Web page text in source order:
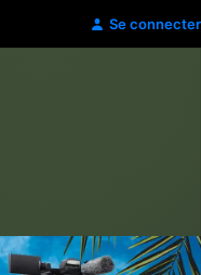
Se connecter